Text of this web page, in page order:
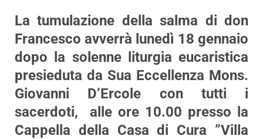
La tumulazione della salma di don
Francesco avverrà lunedì 18 gennaio
dopo la solenne liturgia eucaristica
presieduta da Sua Eccellenza Mons.
Giovanni D’Ercole con tutti i
sacerdoti, alle ore 10.00 presso la
Cappella della Casa di Cura ”Villa